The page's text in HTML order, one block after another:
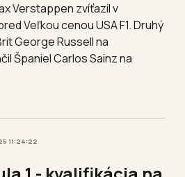
Verstappen zvíťazil v
Veľkou cenou USA F1. Druhý
George Russell na
Španiel Carlos Sainz na
11:24:22